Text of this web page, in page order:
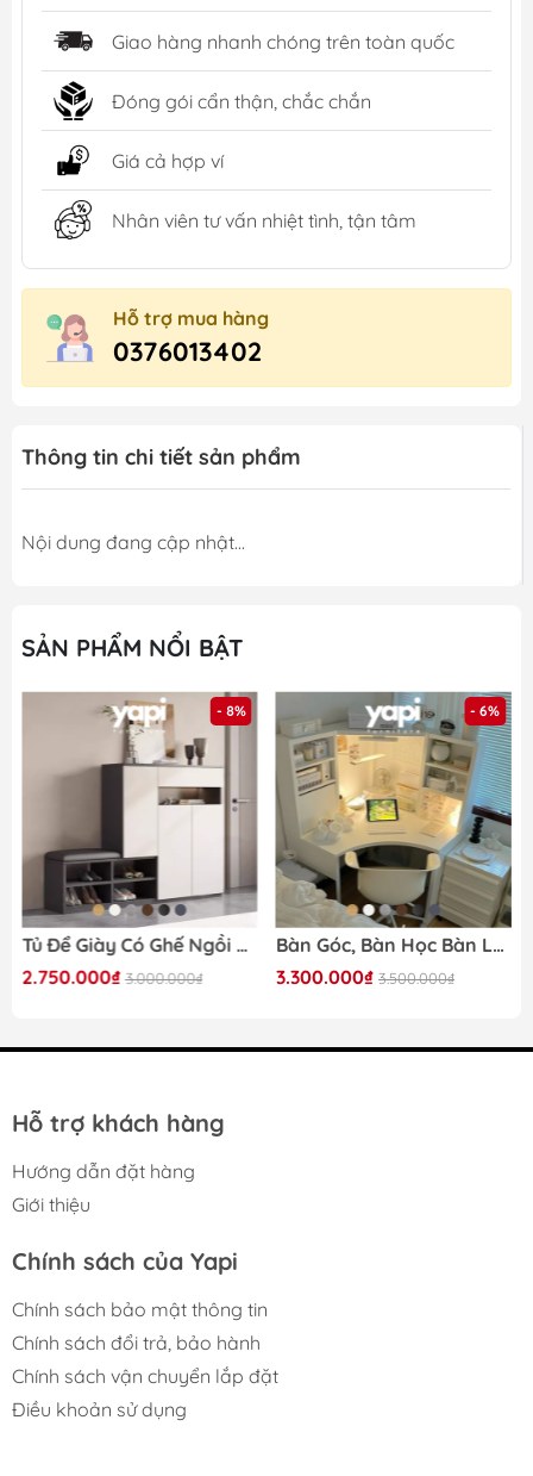
Giao hàng nhanh chóng trên toàn quốc
Đóng gói cẩn thận, chắc chắn
Giá cả hợp ví
Nhân viên tư vấn nhiệt tình, tận tâm
Hỗ trợ mua hàng
0376013402
Thông tin chi tiết sản phẩm
Nội dung đang cập nhật...
SẢN PHẨM NỔI BẬT
- 8%
Tủ Để Giày Có Ghế Ngồi Bọc Nệm 140x35x100cm Yapi-322
2.750.000₫ 3.000.000₫
- 6%
Bàn Góc, Bàn Học Bàn Làm Việc Đa Năng 100x100x142cm Có Kệ Để Đồ Siêu Tiện Dụng Yapi-418
3.300.000₫ 3.500.000₫
Hỗ trợ khách hàng
Hướng dẫn đặt hàng
Giới thiệu
Chính sách của Yapi
Chính sách bảo mật thông tin
Chính sách đổi trả, bảo hành
Chính sách vận chuyển lắp đặt
Điều khoản sử dụng